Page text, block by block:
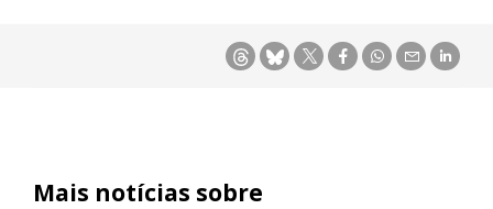
Mais notícias sobre